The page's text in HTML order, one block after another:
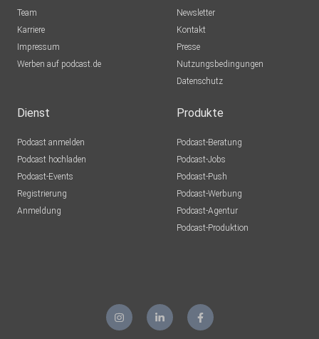
Team
Karriere
Impressum
Werben auf podcast.de
Newsletter
Kontakt
Presse
Nutzungsbedingungen
Datenschutz
Dienst
Podcast anmelden
Podcast hochladen
Podcast-Events
Registrierung
Anmeldung
Produkte
Podcast-Beratung
Podcast-Jobs
Podcast-Push
Podcast-Werbung
Podcast-Agentur
Podcast-Produktion